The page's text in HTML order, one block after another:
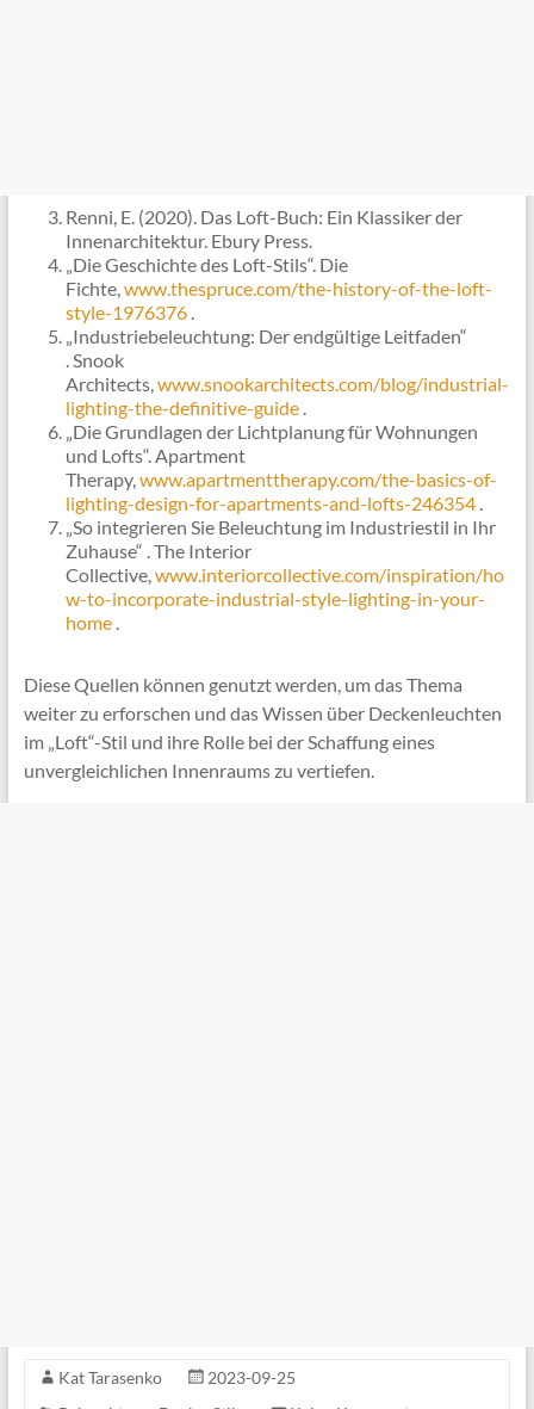
Renni, E. (2020). Das Loft-Buch: Ein Klassiker der
Innenarchitektur. Ebury Press.
„Die Geschichte des Loft-Stils“. Die
Fichte,www.thespruce.com/the-history-of-the-loft-
style-1976376.
„Industriebeleuchtung: Der endgültige Leitfaden“
. Snook
Architects,www.snookarchitects.com/blog/industrial-
lighting-the-definitive-guide.
„Die Grundlagen der Lichtplanung für Wohnungen
und Lofts“. Apartment
Therapy,www.apartmenttherapy.com/the-basics-of-
lighting-design-for-apartments-and-lofts-246354.
„So integrieren Sie Beleuchtung im Industriestil in Ihr
Zuhause“ . The Interior
Collective,www.interiorcollective.com/inspiration/ho
w-to-incorporate-industrial-style-lighting-in-your-
home.
Diese Quellen können genutzt werden, um das Thema
weiter zu erforschen und das Wissen über Deckenleuchten
im „Loft“-Stil und ihre Rolle bei der Schaffung eines
unvergleichlichen Innenraums zu vertiefen.
Kat Tarasenko
2023-09-25